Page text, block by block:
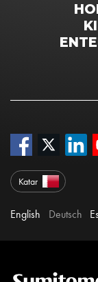
Katar
English Deutsch